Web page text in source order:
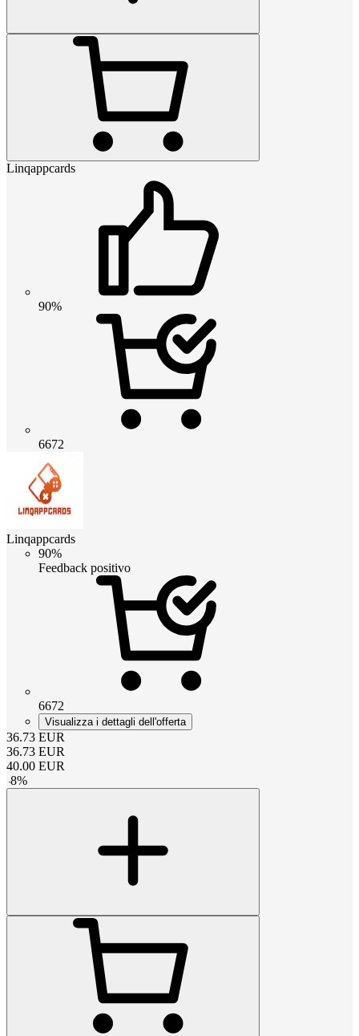
Linqappcards
90%
6672
Linqappcards
90%
Feedback positivo
6672
Visualizza i dettagli dell'offerta
36.73 EUR
36.73 EUR
40.00 EUR
-8%